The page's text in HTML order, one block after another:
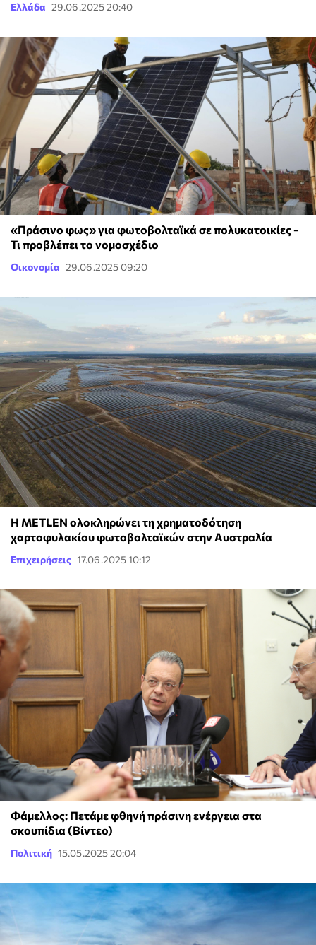
Ελλάδα 29.06.2025 20:40
«Πράσινο φως» για φωτοβολταϊκά σε πολυκατοικίες -
Τι προβλέπει το νομοσχέδιο
Οικονομία 29.06.2025 09:20
Η METLEN ολοκληρώνει τη χρηματοδότηση
χαρτοφυλακίου φωτοβολταϊκών στην Αυστραλία
Επιχειρήσεις 17.06.2025 10:12
Φάμελλος: Πετάμε φθηνή πράσινη ενέργεια στα
σκουπίδια (Βίντεο)
Πολιτική 15.05.2025 20:04